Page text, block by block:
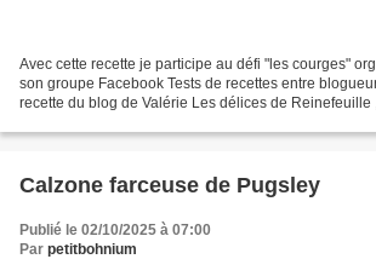
Avec cette recette je participe au défi "les courges"
son groupe Facebook Tests de recettes entre
recette du blog de Valérie Les délices de Reinefeuille
Calzone farceuse de Pugsley
Publié le 02/10/2025 à 07:00
Par petitbohnium